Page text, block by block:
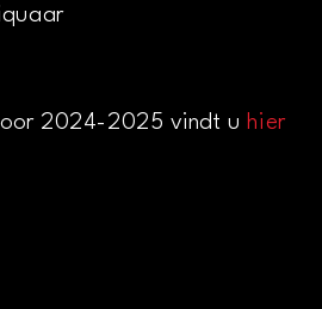
2024-2025 vindt u hier